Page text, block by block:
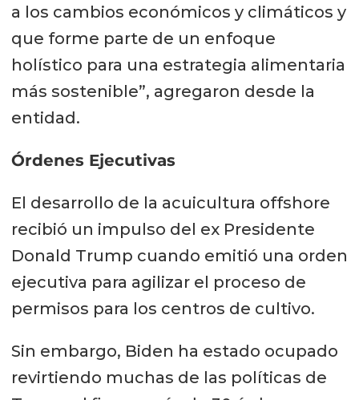
a los cambios económicos y climáticos y
que forme parte de un enfoque
holístico para una estrategia alimentaria
más sostenible”, agregaron desde la
entidad.
Órdenes Ejecutivas
El desarrollo de la acuicultura offshore
recibió un impulso del ex Presidente
Donald Trump cuando emitió una orden
ejecutiva para agilizar el proceso de
permisos para los centros de cultivo.
Sin embargo, Biden ha estado ocupado
revirtiendo muchas de las políticas de